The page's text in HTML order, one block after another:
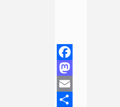
Facebook
Mastodon
Email